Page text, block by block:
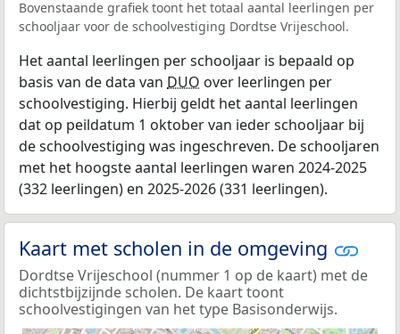
Bovenstaande grafiek toont het totaal aantal leerlingen per
schooljaar voor de schoolvestiging Dordtse Vrijeschool.
Het aantal leerlingen per schooljaar is bepaald op
basis van de data van DUO over leerlingen per
schoolvestiging. Hierbij geldt het aantal leerlingen
dat op peildatum 1 oktober van ieder schooljaar bij
de schoolvestiging was ingeschreven. De schooljaren
met het hoogste aantal leerlingen waren 2024-2025
(332 leerlingen) en 2025-2026 (331 leerlingen).
Kaart met scholen in de omgeving
Dordtse Vrijeschool (nummer 1 op de kaart) met de
dichtstbijzijnde scholen. De kaart toont
schoolvestigingen van het type Basisonderwijs.